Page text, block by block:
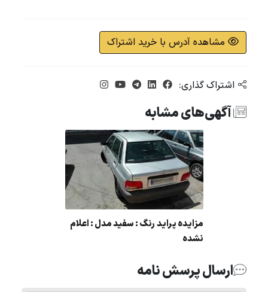
مشاهده آدرس با خرید اشتراک
اشتراک گذاری:
آگهی‌های مشابه
مزایده پراید رنگ : سفید مدل : اعلام
نشده
ارسال پرسش نامه